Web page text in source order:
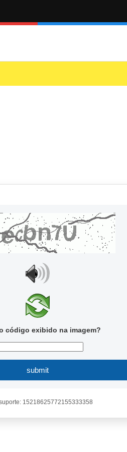
código exibido na imagem?
submit
suporte: 15218625772155333358